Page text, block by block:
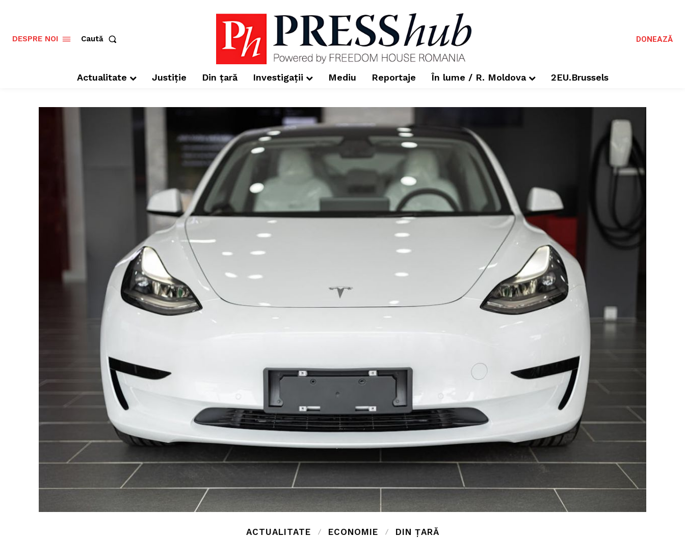
DESPRE NOI Caută DONEAZĂ
Actualitate Justiție Din țară Investigații Mediu Reportaje În lume / R. Moldova 2EU.Brussels
ACTUALITATE ECONOMIE DIN ȚARĂ